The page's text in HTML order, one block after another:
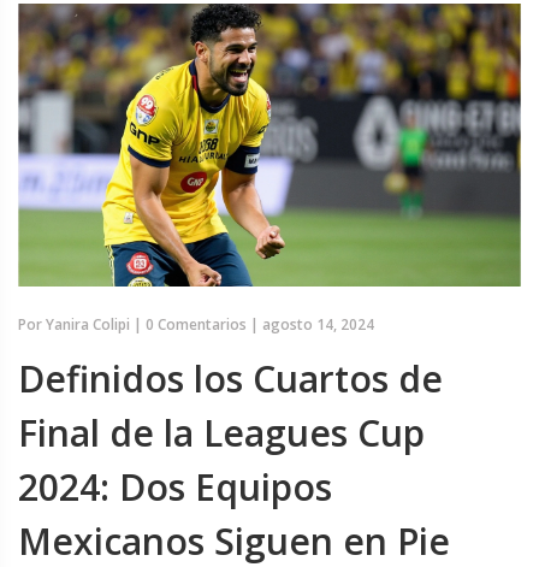
PorYanira Colipi | 0 Comentarios | agosto 14, 2024
Definidos los Cuartos de
Final de la Leagues Cup
2024: Dos Equipos
Mexicanos Siguen en Pie